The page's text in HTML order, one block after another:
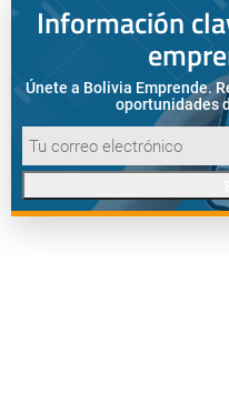
Información
Únete a Bolivia Emprende.
oportunidades